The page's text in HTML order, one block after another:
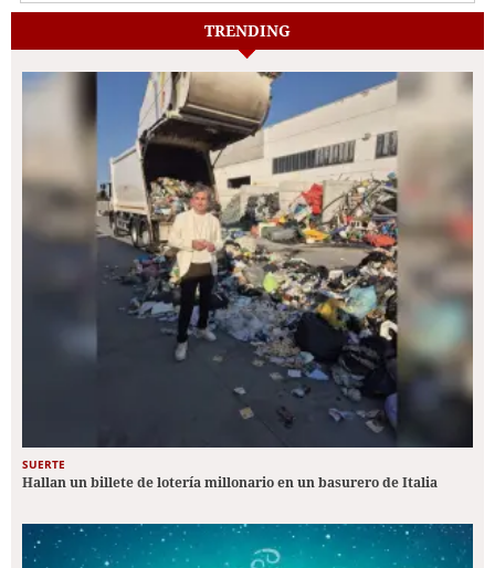
TRENDING
SUERTE
Hallan un billete de lotería millonario en un basurero de Italia